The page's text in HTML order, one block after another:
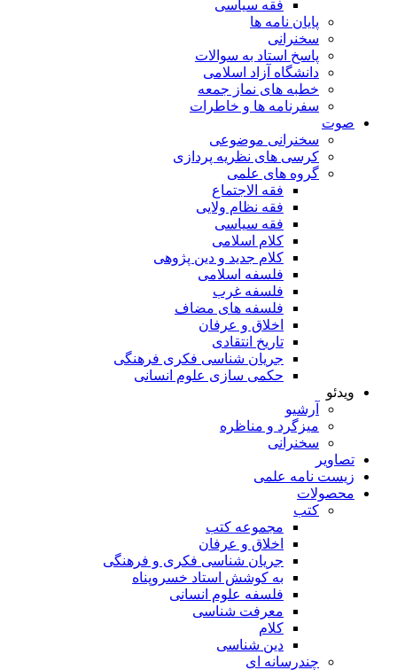
فقه سیاسی
پایان نامه ها
سخنرانی
پاسخ استاد به سوالات
دانشگاه آزاد اسلامی
خطبه های نماز جمعه
سفرنامه ها و خاطرات
صوت
سخنرانی موضوعی
کرسی های نظریه پردازی
گروه های علمی
فقه الاجتماع
فقه نظام ولایی
فقه سیاسی
کلام اسلامی
کلام جدید و دین پژوهی
فلسفه اسلامی
فلسفه غرب
فلسفه های مضاف
اخلاق و عرفان
تاریخ انتقادی
جریان شناسی فکری فرهنگی
حکمی سازی علوم انسانی
ویدئو
آرشیو
میزگرد و مناظره
سخنرانی
تصاویر
زیست نامه علمی
محصولات
کتب
مجموعه کتب
اخلاق و عرفان
جریان شناسی فکری و فرهنگی
به کوشش استاد خسروپناه
فلسفه علوم انسانی
معرفت شناسی
کلام
دین شناسی
چندرسانه ای